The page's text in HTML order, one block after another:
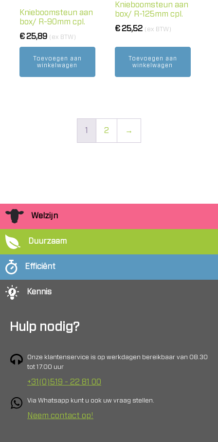
Knieboomsteun aan
box/ R-90mm cpl.
€25,89 (ex BTW)
Toevoegen aan
winkelwagen
Knieboomsteun aan
box/ R-125mm cpl.
€25,52 (ex BTW)
Toevoegen aan
winkelwagen
1 2 →
Welzijn
Duurzaam
Efficiënt
Kennis
Hulp nodig?
Onze klantenservice is op werkdagen bereikbaar van 08.30
tot 17.00 uur
+31(0)519 - 22 81 00
Via Whatsapp kunt u ook uw vraag stellen.
Neem contact op!